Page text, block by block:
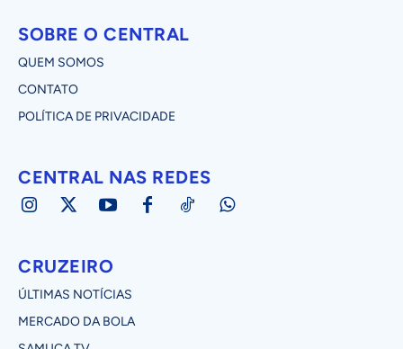
SOBRE O CENTRAL
QUEM SOMOS
CONTATO
POLÍTICA DE PRIVACIDADE
CENTRAL NAS REDES
CRUZEIRO
ÚLTIMAS NOTÍCIAS
MERCADO DA BOLA